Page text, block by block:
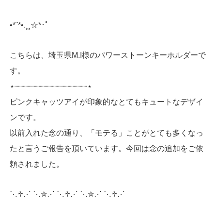
•*¨*•.¸¸☆*･ﾟ
こちらは、埼玉県M.I様のパワーストーンキーホルダーで
す。
⋆┈┈┈┈┈┈┈┈┈┈┈┈┈┈┈⋆
ピンクキャッツアイが印象的なとてもキュートなデザイ
ンです。
以前入れた念の通り、「モテる」ことがとても多くなっ
たと言うご報告を頂いています。今回は念の追加をご依
頼されました。
⋱♱⋰ ⋱✮⋰ ⋱♱⋰ ⋱✮⋰ ⋱♱⋰